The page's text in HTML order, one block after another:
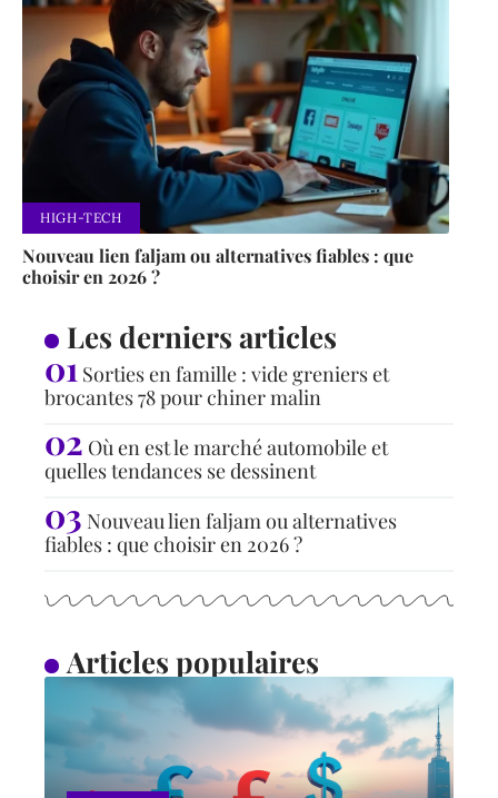
HIGH-TECH
Nouveau lien faljam ou alternatives fiables : que
choisir en 2026 ?
Les derniers articles
Sorties en famille : vide greniers et
brocantes 78 pour chiner malin
Où en est le marché automobile et
quelles tendances se dessinent
Nouveau lien faljam ou alternatives
fiables : que choisir en 2026 ?
Articles populaires